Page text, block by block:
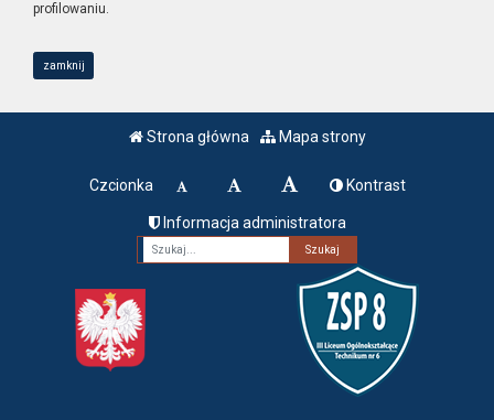
profilowaniu.
zamknij
Strona główna Mapa strony
Czcionka Kontrast
Informacja administratora
Fraza